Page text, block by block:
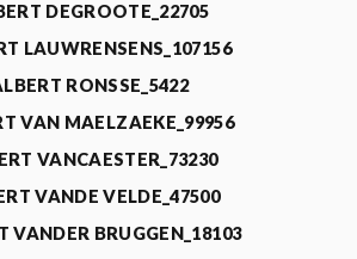
DEGROOTE_22705
LAUWRENSENS_107156
RONSSE_5422
VAN MAELZAEKE_99956
VANCAESTER_73230
VANDE VELDE_47500
VANDER BRUGGEN_18103